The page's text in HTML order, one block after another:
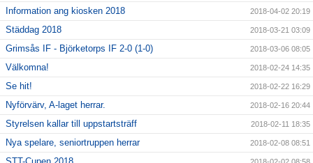
Information ang kiosken 2018 2018-04-02 20:19
Städdag 2018 2018-03-21 03:09
Grimsås IF - Björketorps IF 2-0 (1-0) 2018-03-06 08:05
Välkomna! 2018-02-24 14:35
Se hit! 2018-02-22 16:29
Nyförvärv, A-laget herrar. 2018-02-16 20:44
Styrelsen kallar till uppstartsträff 2018-02-11 18:35
Nya spelare, seniortruppen herrar 2018-02-08 08:51